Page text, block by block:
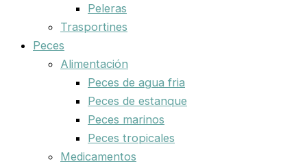
Peleras
Trasportines
Peces
Alimentación
Peces de agua fria
Peces de estanque
Peces marinos
Peces tropicales
Medicamentos